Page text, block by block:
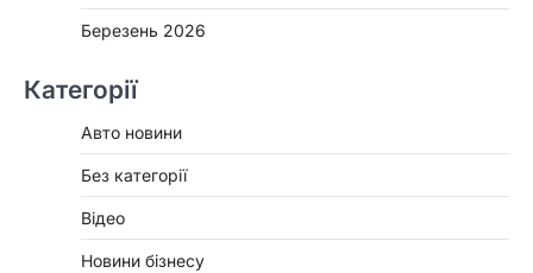
Березень 2026
Категорії
Авто новини
Без категорії
Відео
Новини бізнесу